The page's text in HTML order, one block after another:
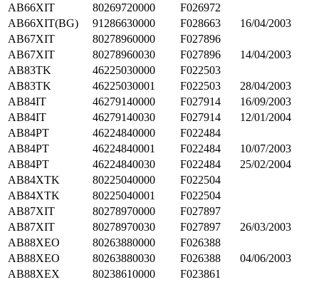
AB66XIT
80269720000
F026972
AB66XIT(BG)
91286630000 F028663
16/04/2003
AB67XIT
80278960000
F027896
AB67XIT
80278960030 F027896
14/04/2003
AB83TK
46225030000
F022503
AB83TK
46225030001 F022503
28/04/2003
AB84IT
46279140000 F027914
16/09/2003
AB84IT
46279140030 F027914
12/01/2004
AB84PT
46224840000
F022484
AB84PT
46224840001 F022484
10/07/2003
AB84PT
46224840030 F022484
25/02/2004
AB84XTK
80225040000
F022504
AB84XTK
80225040001
F022504
AB87XIT
80278970000
F027897
AB87XIT
80278970030 F027897
26/03/2003
AB88XEO
80263880000
F026388
AB88XEO
80263880030 F026388
04/06/2003
AB88XEX
80238610000
F023861